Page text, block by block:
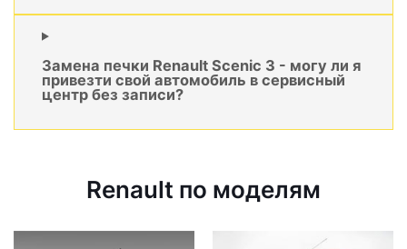
Замена печки Renault Scenic 3 - могу ли я
привезти свой автомобиль в сервисный
центр без записи?
Renault по моделям